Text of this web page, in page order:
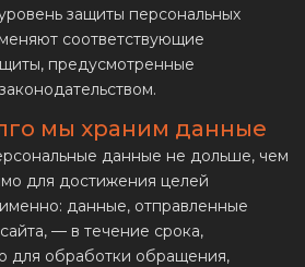
защиты персональных
соответствующие
предусмотренные
мы храним данные
данные не дольше, чем
для достижения целей
данные, отправленные
— в течение срока,
для обработки обращения,